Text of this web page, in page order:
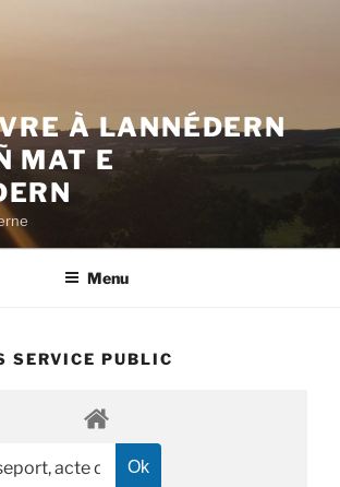
À LANNÉDERN
MAT E
Menu
SERVICE PUBLIC